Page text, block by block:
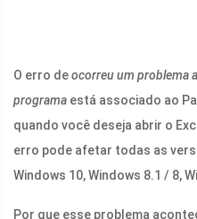
O erro deocorreu um problema
programa está associado ao
quando você deseja abrir o
erro pode afetar todas as
Windows 10, Windows 8.1 / 8,
Por que esse problema